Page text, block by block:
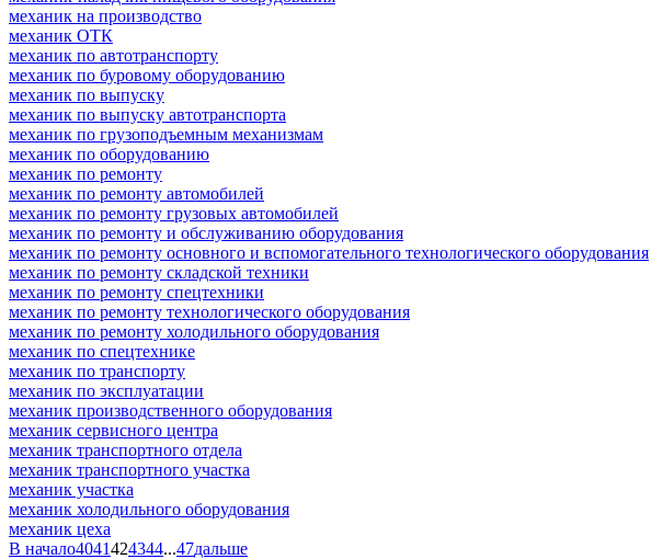
механик на производство
механик ОТК
механик по автотранспорту
механик по буровому оборудованию
механик по выпуску
механик по выпуску автотранспорта
механик по грузоподъемным механизмам
механик по оборудованию
механик по ремонту
механик по ремонту автомобилей
механик по ремонту грузовых автомобилей
механик по ремонту и обслуживанию оборудования
механик по ремонту основного и вспомогательного технологического оборудования
механик по ремонту складской техники
механик по ремонту спецтехники
механик по ремонту технологического оборудования
механик по ремонту холодильного оборудования
механик по спецтехнике
механик по транспорту
механик по эксплуатации
механик производственного оборудования
механик сервисного центра
механик транспортного отдела
механик транспортного участка
механик участка
механик холодильного оборудования
механик цеха
В начало4041424344...47дальше